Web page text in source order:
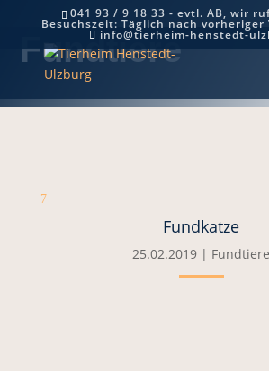
041 93 / 9 18 33 - evtl. AB, wir
Besuchszeit: Täglich nach vorheriger
info@tierheim-henstedt-
Fundtiere
7
Fundkatze
25.02.2019 | Fundtiere